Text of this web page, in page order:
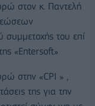
στον κ. Παντελή
συμμετοχής του επί
«Entersoft»
στην «CPI » ,
της για την